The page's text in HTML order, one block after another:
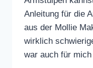
Anleitung für die
aus der Mollie
wirklich
war auch für